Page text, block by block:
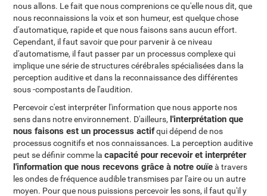
nous allons. Le fait que nous comprenions ce qu'elle nous dit, que
nous reconnaissions la voix et son humeur, est quelque chose
d'automatique, rapide et que nous faisons sans aucun effort.
Cependant, il faut savoir que pour parvenir à ce niveau
d'automatisme, il faut passer par un processus complexe qui
implique une série de structures cérébrales spécialisées dans la
perception auditive et dans la reconnaissance des différentes
sous -compostants de l'audition.
Percevoir c'est interpréter l'information que nous apporte nos
sens dans notre environnement. D'ailleurs, l'interprétation que
nous faisons est un processus actifqui dépend de nos
processus cognitifs et nos connaissances. La perception auditive
peut se définir comme lacapacité pour recevoir et interpréter
l'information que nous recevons grâce à notre ouïeà travers
les ondes de fréquence audible transmises par l'aire ou un autre
moyen. Pour que nous puissions percevoir les sons, il faut qu'il y